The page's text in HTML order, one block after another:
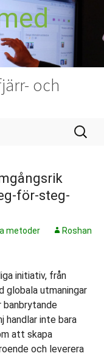
och
Sök
efter:
för-steg-
metoder
Roshan
initiativ, från
globala utmaningar
handlar inte bara
att skapa
och leverera